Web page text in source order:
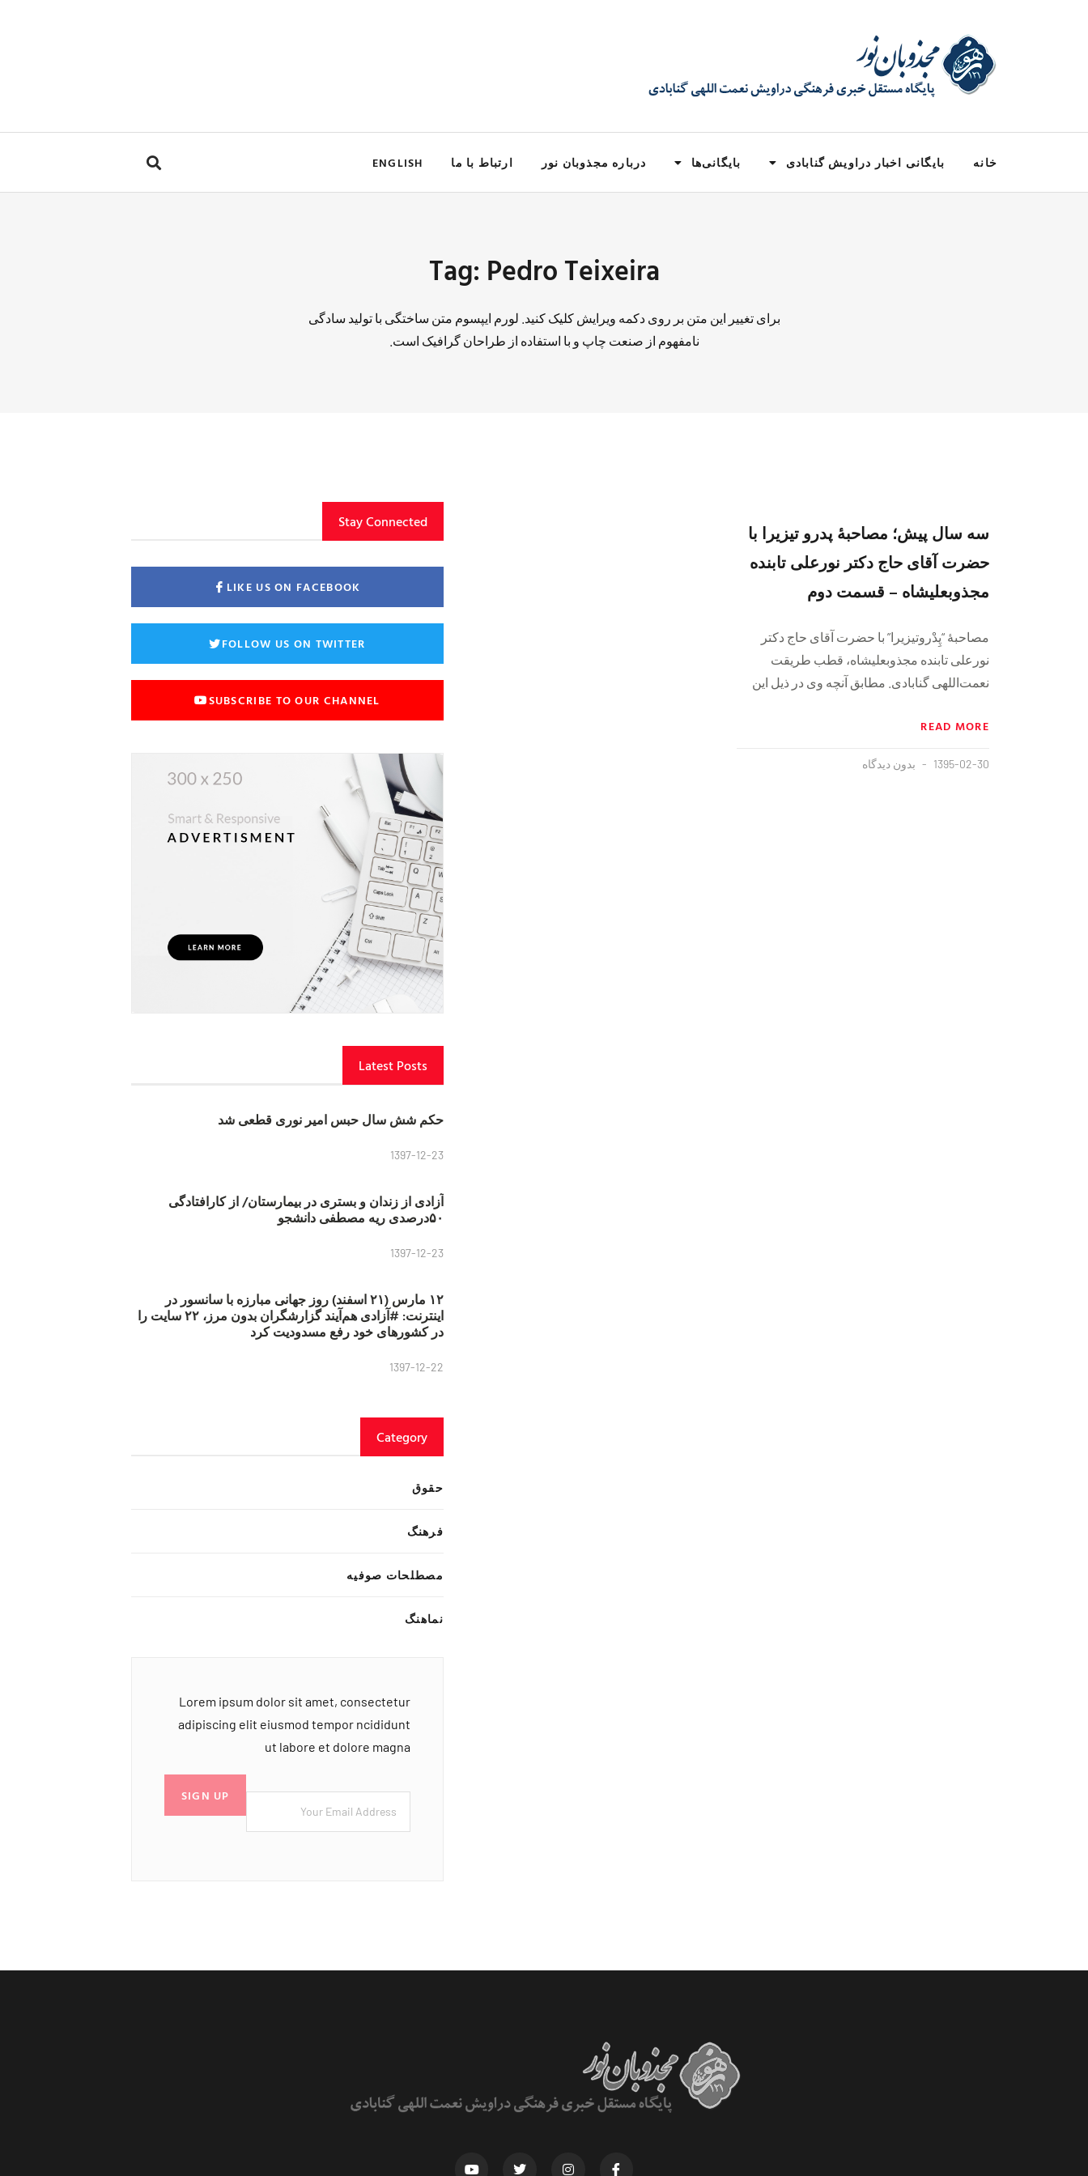
خانه بایگانی اخبار دراویش گنابادی بایگانی‌ها درباره مجذوبان نور ارتباط با ما ENGLISH
Tag: Pedro Teixeira
برای تغییر این متن بر روی دکمه ویرایش کلیک کنید. لورم ایپسوم متن ساختگی با تولید سادگی
نامفهوم از صنعت چاپ و با استفاده از طراحان گرافیک است.
سه سال پیش؛ مصاحبهٔ پدرو تیزیرا با
حضرت آقای حاج دکتر نورعلی تابنده
مجذوبعليشاه – قسمت دوم
مصاحبهٔ “پِدْروتیزیرا” با حضرت آقای حاج دکتر
نورعلی تابنده مجذوبعليشاه، قطب طریقت
نعمت‌اللهی گنابادی. مطابق آنچه وی در ذیل این
READ MORE
1395-02-30 بدون دیدگاه
Stay Connected
LIKE US ON FACEBOOK
FOLLOW US ON TWITTER
SUBSCRIBE TO OUR CHANNEL
Latest Posts
حکم شش سال حبس امیر نوری قطعی شد
1397-12-23
آزادی از زندان و بستری در بیمارستان/ از کارافتادگی
۵۰درصدی ریه مصطفی دانشجو
1397-12-23
۱۲ مارس (۲۱ اسفند) روز جهانی مبارزه با سانسور در
اینترنت: #آزادی هم‌آیند گزارشگران‌ بدون مرز، ۲۲ سایت را
در کشورهای خود رفع مسدودیت کرد
1397-12-22
Category
حقوق
فرهنگ
مصطلحات صوفیه
نماهنگ
Lorem ipsum dolor sit amet, consectetur
adipiscing elit eiusmod tempor ncididunt
ut labore et dolore magna
SIGN UP